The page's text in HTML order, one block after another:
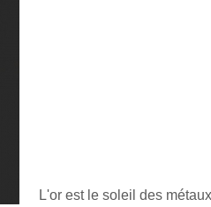
L'or est le soleil des